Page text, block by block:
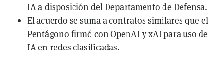
IA a disposición del Departamento de Defensa.
El acuerdo se suma a contratos similares que el
Pentágono firmó con OpenAI y xAI para uso de
IA en redes clasificadas.